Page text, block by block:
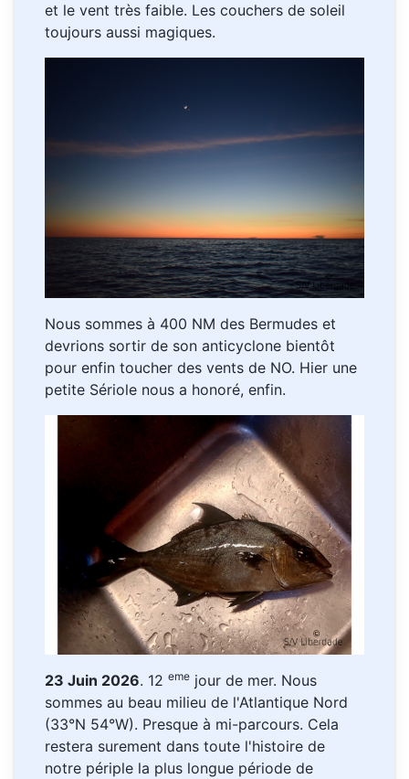
et le vent très faible. Les couchers de soleil
toujours aussi magiques.
Nous sommes à 400 NM des Bermudes et
devrions sortir de son anticyclone bientôt
pour enfin toucher des vents de NO. Hier une
petite Sériole nous a honoré, enfin.
23 Juin 2026. 12 eme jour de mer. Nous
sommes au beau milieu de l'Atlantique Nord
(33°N 54°W). Presque à mi-parcours. Cela
restera surement dans toute l'histoire de
notre périple la plus longue période de